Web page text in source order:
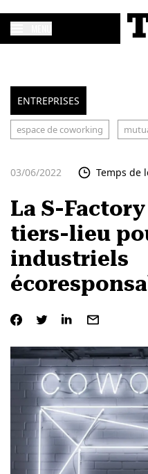
ENTREPRISES
espace de coworking
03/06/2022 Temps de
La S-
tiers-lieu
industriels